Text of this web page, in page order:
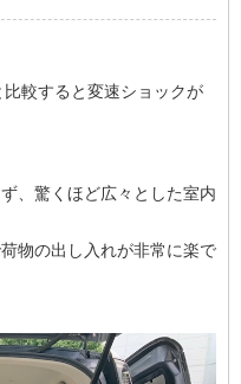
較すると変速ショックが
、驚くほど広々とした室内
物の出し入れが非常に楽で